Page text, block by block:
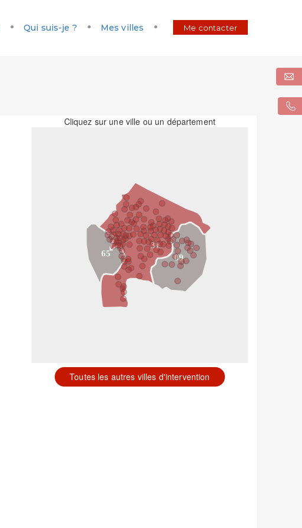
Qui suis-je ? Mes villes Me contacter
Cliquez sur une ville ou un département
31
09
65
Toutes les autres villes d'intervention